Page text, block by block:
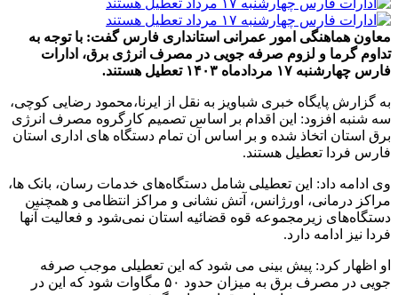
معاون هماهنگی امور عمرانی استانداری فارس گفت: با توجه به
تداوم گرما و لزوم صرفه جویی در مصرف انرژی برق، ادارات
فارس چهارشنبه ۱۷ مردادماه ۱۴۰۳ تعطیل هستند.
به گزارش پایگاه خبری شباویز به نقل از ایرنا،محمود رضایی کوچی،
سه شنبه افزود: این اقدام بر اساس تصمیم کارگروه مصرف انرژی
برق استان اتخاذ شده و بر اساس آن تمام دستگاه های اداری استان
فارس فردا تعطیل هستند.
وی ادامه داد: این تعطیلی شامل دستگاه‌های خدمات رسان، بانک ها،
مراکز درمانی، اورژانس، آتش نشانی و مراکز انتظامی و همچنین
دستگاه‌های زیرمجموعه قوه قضائیه استان نمی‌شود و فعالیت آنها
فردا نیز ادامه دارد.
او اظهار کرد: پیش بینی می شود که این تعطیلی موجب صرفه
جویی در مصرف برق به میزان حدود ۵۰ مگاوات شود که این در